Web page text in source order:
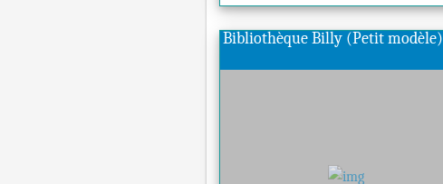
Bibliothèque Billy (Petit modèle)